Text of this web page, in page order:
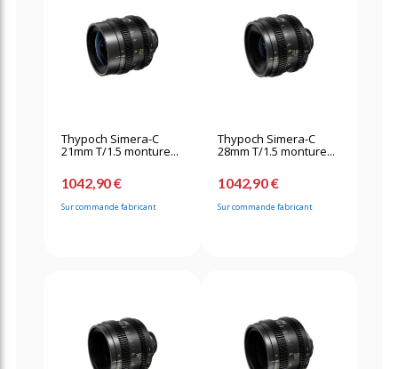
Thypoch Simera-C
21mm T/1.5 monture...
1042,90 €
Sur commande fabricant
Thypoch Simera-C
28mm T/1.5 monture...
1042,90 €
Sur commande fabricant